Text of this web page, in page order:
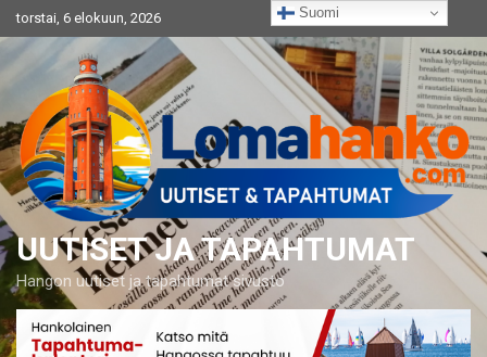
Skip
to
content
torstai, 6 elokuun, 2026
UUTISET JA TAPAHTUMAT
Hangon uutiset ja tapahtumat sivusto
Suomi